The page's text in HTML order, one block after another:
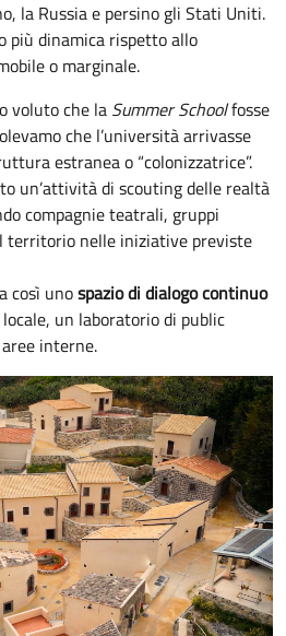
la Russia e persino gli Stati Uniti.
più dinamica rispetto allo
o marginale.
voluto che la Summer Schoolfosse
che l’università arrivasse
estranea o “colonizzatrice”.
un’attività di scouting delle realtà
compagnie teatrali, gruppi
territorio nelle iniziative previste
così unospazio di dialogo continuo
un laboratorio di public
interne.